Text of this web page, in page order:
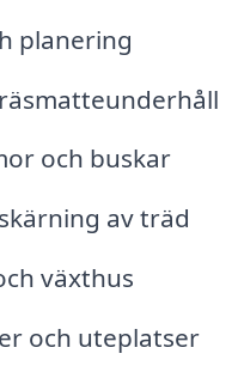
planering
och buskar
av träd
växthus
och uteplatser